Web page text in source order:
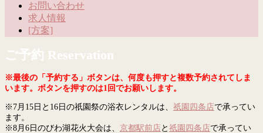
お問い合わせ
求人情報
[方案]
ご予約 Reservation
※最後の「予約する」ボタンは、何度も押すと複数予約されてしま
います。ボタンを押すのは1回でお願いします。
※7月15日と16日の祇園祭の浴衣レンタルは、 祇園四条店で承ってい
ます。
※8月6日のびわ湖花火大会は、 京都駅前店 と 祇園四条店で承ってい